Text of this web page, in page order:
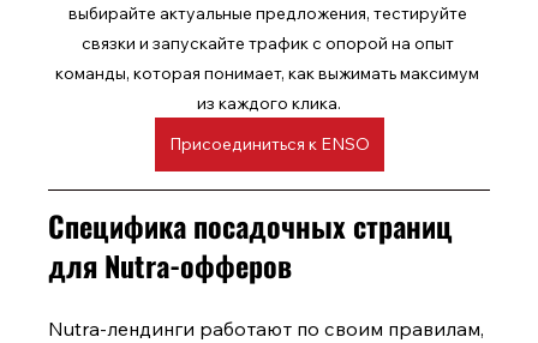
выбирайте актуальные предложения, тестируйте
связки и запускайте трафик с опорой на опыт
команды, которая понимает, как выжимать максимум
из каждого клика.
Присоединиться к ENSO
Специфика посадочных страниц
для Nutra-офферов
Nutra-лендинги работают по своим правилам,